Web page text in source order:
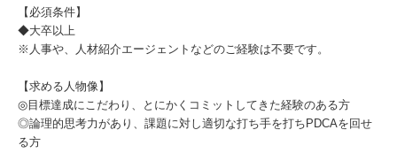
【必須条件】
◆大卒以上
※人事や、人材紹介エージェントなどのご経験は不要です。
【求める人物像】
◎目標達成にこだわり、とにかくコミットしてきた経験のある方
◎論理的思考力があり、課題に対し適切な打ち手を打ちPDCAを回せ
る方